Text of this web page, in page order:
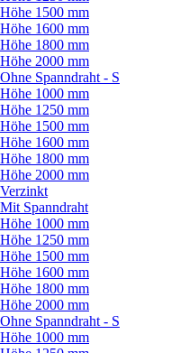
Höhe 1500 mm
Höhe 1600 mm
Höhe 1800 mm
Höhe 2000 mm
Ohne Spanndraht - S
Höhe 1000 mm
Höhe 1250 mm
Höhe 1500 mm
Höhe 1600 mm
Höhe 1800 mm
Höhe 2000 mm
Verzinkt
Mit Spanndraht
Höhe 1000 mm
Höhe 1250 mm
Höhe 1500 mm
Höhe 1600 mm
Höhe 1800 mm
Höhe 2000 mm
Ohne Spanndraht - S
Höhe 1000 mm